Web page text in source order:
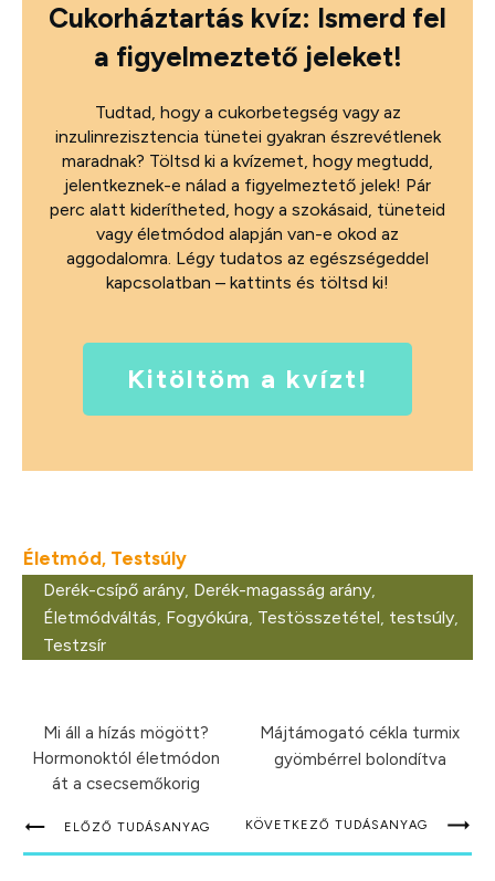
Cukorháztartás kvíz: Ismerd fel
a figyelmeztető jeleket!
Tudtad, hogy a cukorbetegség vagy az
inzulinrezisztencia tünetei gyakran észrevétlenek
maradnak? Töltsd ki a kvízemet, hogy megtudd,
jelentkeznek-e nálad a figyelmeztető jelek! Pár
perc alatt kiderítheted, hogy a szokásaid, tüneteid
vagy életmódod alapján van-e okod az
aggodalomra. Légy tudatos az egészségeddel
kapcsolatban – kattints és töltsd ki!
Kitöltöm a kvízt!
Életmód, Testsúly
Derék-csípő arány, Derék-magasság arány,
Életmódváltás, Fogyókúra, Testösszetétel, testsúly,
Testzsír
Mi áll a hízás mögött?
Hormonoktól életmódon
át a csecsemőkorig
Májtámogató cékla turmix
gyömbérrel bolondítva
ELŐZŐ TUDÁSANYAG KÖVETKEZŐ TUDÁSANYAG